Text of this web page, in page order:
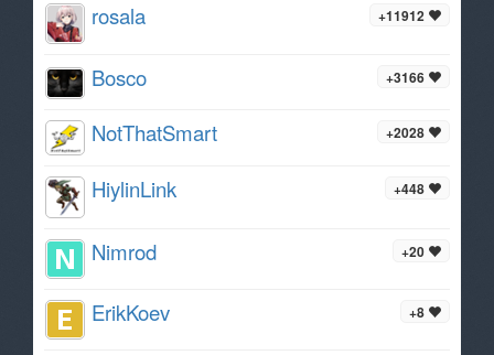
+11912
rosala
+3166
Bosco
+2028
NotThatSmart
+448
HiylinLink
+20
Nimrod
+8
ErikKoev